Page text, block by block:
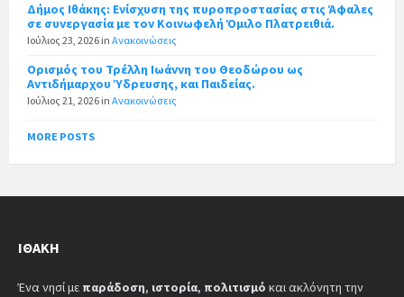
Δήμος Ιθάκης: Ενίσχυση της πυροπροστασίας στις Άφαλες
σε συνεργασία με τον Κοινωφελή Όμιλο Πλατρειθιά.
Ιούλιος 23, 2026 in Ανακοινώσεις
Ορισμός του Τρέλλη Ιωάννη του Θεοδώρου ως
Αντιδήμαρχου Ύδρευσης, και Παιδείας.
Ιούλιος 21, 2026 in Ανακοινώσεις
MORE POSTS
ΙΘΆΚΗ
Ένα νησί με παράδοση, ιστορία, πολιτισμό και ακλόνητη την